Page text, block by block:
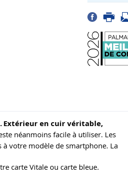
Extérieur en cuir véritable,
néanmoins facile à utiliser. Les
à votre modèle de smartphone. La
carte Vitale ou carte bleue.